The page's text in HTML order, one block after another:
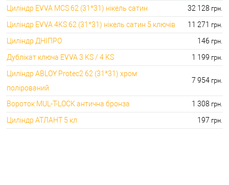
Циліндр EVVA MCS 62 (31*31) нікель сатин 32 128 грн.
Циліндр EVVA 4KS 62 (31*31) нікель сатин 5 ключів 11 271 грн.
Циліндр ДНІПРО 146 грн.
Дублікат ключа EVVA 3 KS / 4 KS 1 199 грн.
Циліндр ABLOY Protec2 62 (31*31) хром
полірований
7 954 грн.
Вороток MUL-T-LOCK антична бронза 1 308 грн.
Циліндр АТЛАНТ 5 кл 197 грн.